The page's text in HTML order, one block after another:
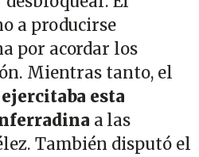
a producirse
por acordar los
Mientras tanto, el
ejercitaba esta
a las
También disputó el